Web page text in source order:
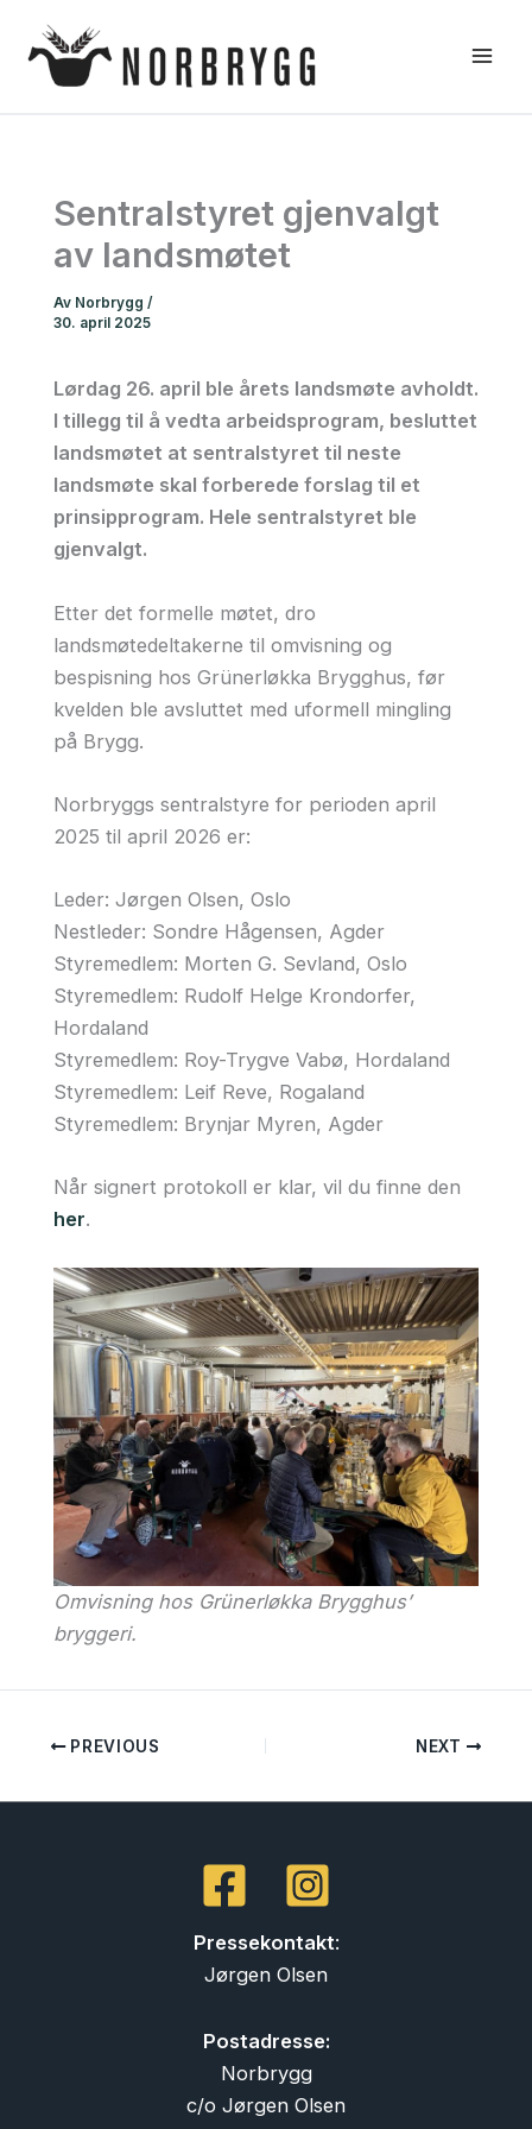
rett
Sentralstyret gjenvalgt
av landsmøtet
Av Norbrygg /
30. april 2025
Lørdag 26. april ble årets landsmøte avholdt.
I tillegg til å vedta arbeidsprogram, besluttet
landsmøtet at sentralstyret til neste
landsmøte skal forberede forslag til et
prinsipprogram. Hele sentralstyret ble
gjenvalgt.
Etter det formelle møtet, dro
landsmøtedeltakerne til omvisning og
bespisning hos Grünerløkka Brygghus, før
kvelden ble avsluttet med uformell mingling
på Brygg.
Norbryggs sentralstyre for perioden april
2025 til april 2026 er:
Leder: Jørgen Olsen, Oslo
Nestleder: Sondre Hågensen, Agder
Styremedlem: Morten G. Sevland, Oslo
Styremedlem: Rudolf Helge Krondorfer,
Hordaland
Styremedlem: Roy-Trygve Vabø, Hordaland
Styremedlem: Leif Reve, Rogaland
Styremedlem: Brynjar Myren, Agder
Når signert protokoll er klar, vil du finne den
her.
Omvisning hos Grünerløkka Brygghus’
bryggeri.
PREVIOUS NEXT
Pressekontakt:
Jørgen Olsen
Postadresse:
Norbrygg
c/o Jørgen Olsen